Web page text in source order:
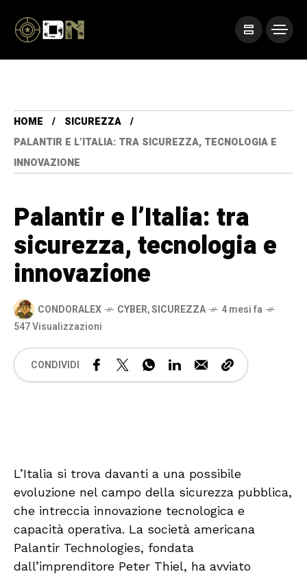
HOME
SICUREZZA
PALANTIR E L’ITALIA: TRA SICUREZZA, TECNOLOGIA E
INNOVAZIONE
Palantir e l’Italia: tra
sicurezza, tecnologia e
innovazione
CONDORALEX CYBER,SICUREZZA
4 mesi fa
547 Visualizzazioni
CONDIVIDI
L’Italia si trova davanti a una possibile
evoluzione nel campo della sicurezza pubblica,
che intreccia innovazione tecnologica e
capacità operativa. La società americana
Palantir Technologies, fondata
dall’imprenditore Peter Thiel, ha avviato